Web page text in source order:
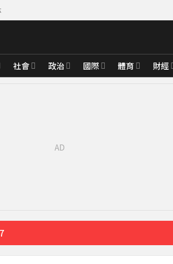
社會 政治 國際 體育 財經
心聲
14分鐘前